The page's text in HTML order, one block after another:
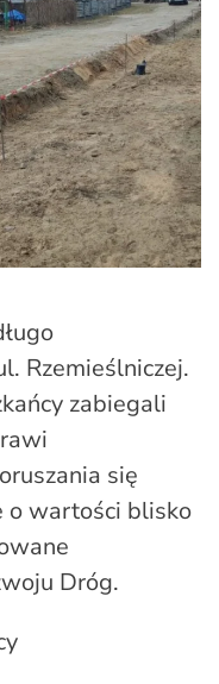
Rzemieślniczej.
zabiegali
się
o wartości blisko
Dróg.